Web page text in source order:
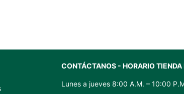
CONTÁCTANOS - HORARIO TIENDA
Lunes a jueves 8:00 A.M. – 10:00